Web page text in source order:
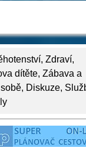
, Zdraví,
dítěte, Zábava a
, Diskuze,